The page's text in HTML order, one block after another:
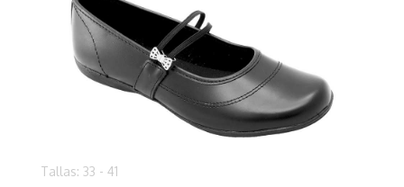
Tallas: 33 - 41